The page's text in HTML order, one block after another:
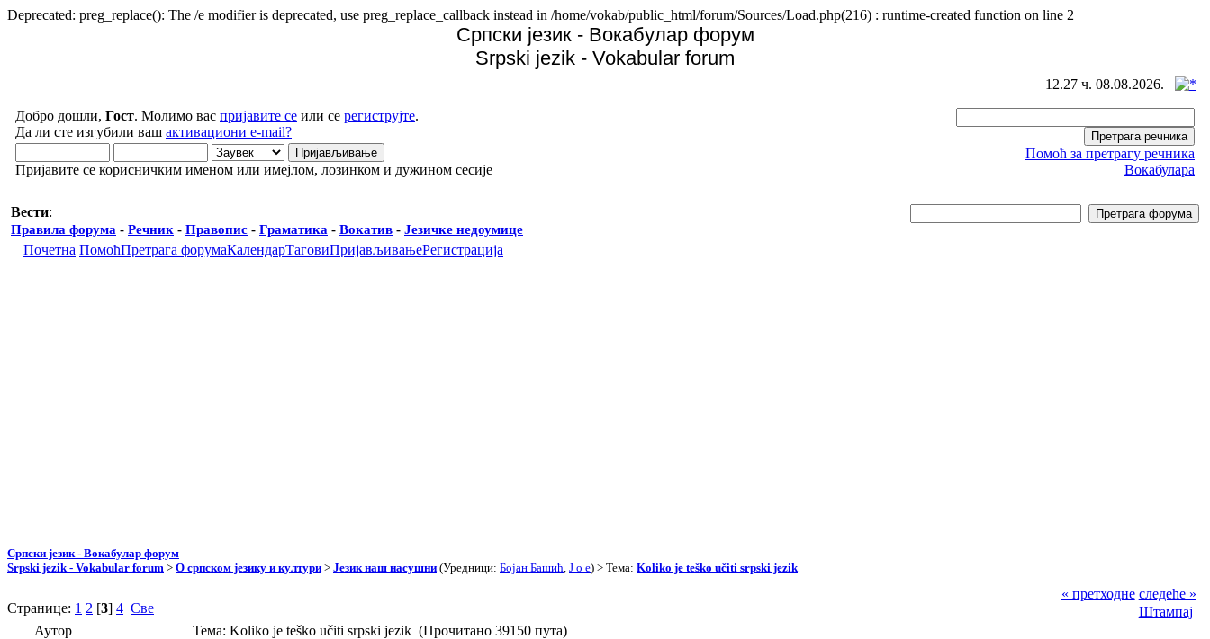
Deprecated: preg_replace(): The /e modifier is deprecated, use preg_replace_callback instead in /home/vokab/public_html/forum/Sources/Load.php(216) : runtime-created function on line 2
Српски језик - Вокабулар форум
Srpski jezik - Vokabular forum
12.27 ч. 08.08.2026.
Добро дошли, Гост. Молимо вас пријавите се или се региструјте.
Да ли сте изгубили ваш активациони e-mail?
Пријавите се корисничким именом или имејлом, лозинком и дужином сесије
Помоћ за претрагу речника
Вокабулара
Вести:
Правила форума - Речник - Правопис - Граматика - Вокатив - Језичке недоумице
Почетна ПомоћПретрага форумаКалендарТаговиПријављивањеРегистрација
Српски језик - Вокабулар форум
Srpski jezik - Vokabular forum > О српском језику и култури > Језик наш насушни (Уредници: Бојан Башић J o e) > Тема: Koliko je teško učiti srpski jezik
Странице: 1 2 [3] 4 Све
« претходне следеће »
Штампај
Аутор
Тема: Koliko je teško učiti srpski jezik (Прочитано 39150 пута)